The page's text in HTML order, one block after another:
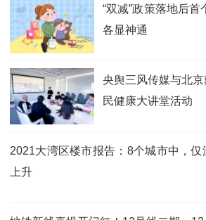
“双减”政策落地后
各显神通
央舆三风传媒与北
民健康大讲堂活动
2021大湾区楼市报告：8个城市中，
上升